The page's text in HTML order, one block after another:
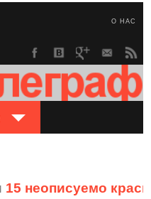
О НАС
15 неописуемо